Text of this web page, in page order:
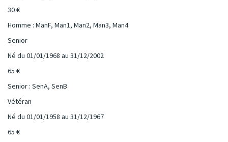
30 €
Homme : ManF, Man1, Man2, Man3, Man4
Senior
Né du 01/01/1968 au 31/12/2002
65 €
Senior : SenA, SenB
Vétéran
Né du 01/01/1958 au 31/12/1967
65 €